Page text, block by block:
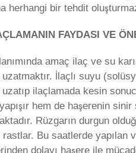
herhangi bir tehdit
FAYDASI VE
amaç ilaç ve su
İlaçlı suyu
ilaçlamada kesin
hem de haşerenin
Rüzgarın durgun
Bu saatlerde yapılan
dolayı haşere ile